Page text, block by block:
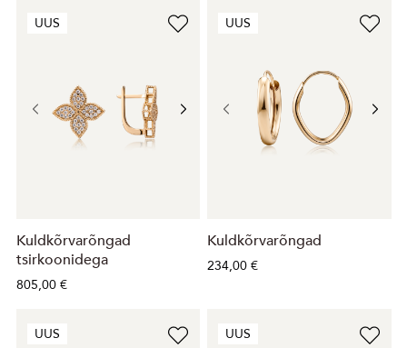
UUS
Kuldkõrvarõngad
tsirkoonidega
805,00 €
UUS
Kuldkõrvarõngad
234,00 €
UUS UUS